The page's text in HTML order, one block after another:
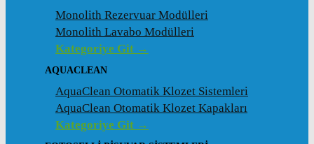
Monolith Rezervuar Modülleri
Monolith Lavabo Modülleri
Kategoriye Git →
AQUACLEAN
AquaClean Otomatik Klozet Sistemleri
AquaClean Otomatik Klozet Kapakları
Kategoriye Git →